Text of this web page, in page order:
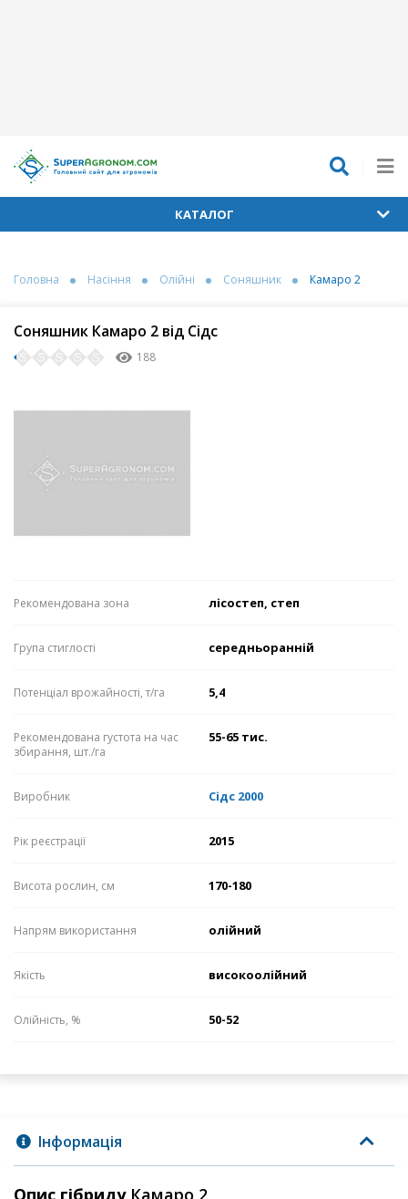
КАТАЛОГ
Головна Насіння Олійні Соняшник Камаро 2
Соняшник Камаро 2 від Сідс
188
Рекомендована зона лісостеп, степ
Група стиглості середньоранній
Потенціал врожайності, т/га 5,4
Рекомендована густота на час
збирання, шт./га
55-65 тис.
Виробник Сідс 2000
Рік реєстрації 2015
Висота рослин, см 170-180
Напрям використання олійний
Якість високоолійний
Олійність, % 50-52
Інформація